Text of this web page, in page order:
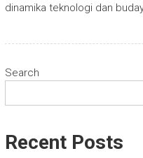
dinamika teknologi dan
Search
Recent Posts